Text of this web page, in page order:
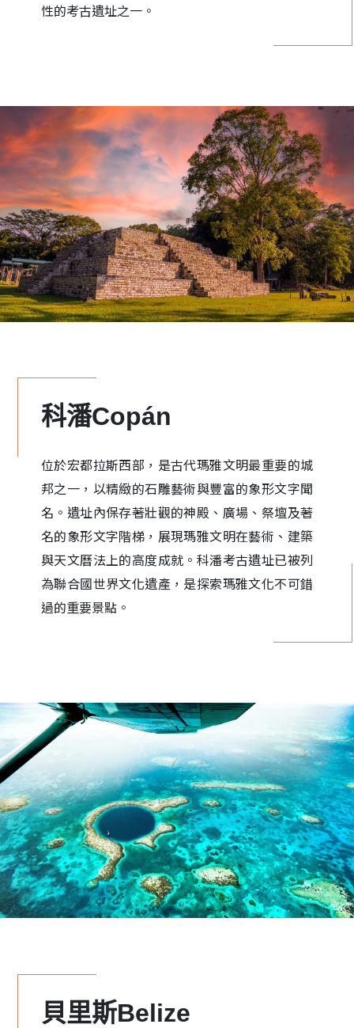
性的考古遺址之一。
科潘Copán
位於宏都拉斯西部，是古代瑪雅文明最重要的城
邦之一，以精緻的石雕藝術與豐富的象形文字聞
名。遺址內保存著壯觀的神殿、廣場、祭壇及著
名的象形文字階梯，展現瑪雅文明在藝術、建築
與天文曆法上的高度成就。科潘考古遺址已被列
為聯合國世界文化遺產，是探索瑪雅文化不可錯
過的重要景點。
貝里斯Belize